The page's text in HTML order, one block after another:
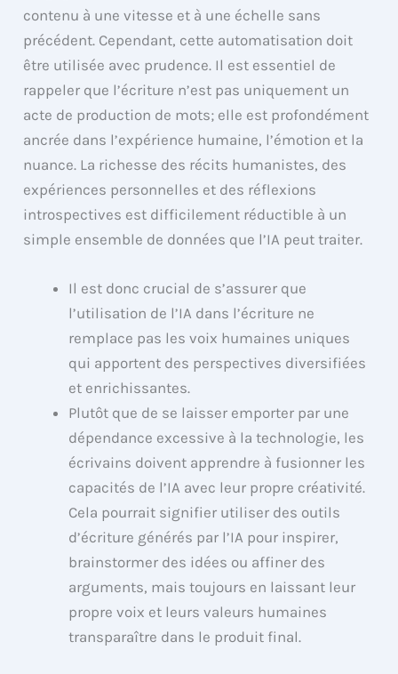
contenu à une vitesse et à une échelle sans
précédent. Cependant, cette automatisation doit
être utilisée avec prudence. Il est essentiel de
rappeler que l’écriture n’est pas uniquement un
acte de production de mots; elle est profondément
ancrée dans l’expérience humaine, l’émotion et la
nuance. La richesse des récits humanistes, des
expériences personnelles et des réflexions
introspectives est difficilement réductible à un
simple ensemble de données que l’IA peut traiter.
Il est donc crucial de s’assurer que
l’utilisation de l’IA dans l’écriture ne
remplace pas les voix humaines uniques
qui apportent des perspectives diversifiées
et enrichissantes.
Plutôt que de se laisser emporter par une
dépendance excessive à la technologie, les
écrivains doivent apprendre à fusionner les
capacités de l’IA avec leur propre créativité.
Cela pourrait signifier utiliser des outils
d’écriture générés par l’IA pour inspirer,
brainstormer des idées ou affiner des
arguments, mais toujours en laissant leur
propre voix et leurs valeurs humaines
transparaître dans le produit final.